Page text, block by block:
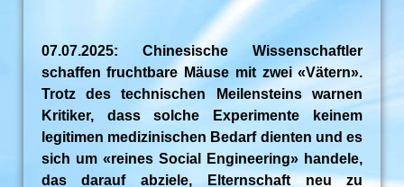
07.07.2025: Chinesische Wissenschaftler
schaffen fruchtbare Mäuse mit zwei «Vätern».
Trotz des technischen Meilensteins warnen
Kritiker, dass solche Experimente keinem
legitimen medizinischen Bedarf dienten und es
sich um «reines Social Engineering» handele,
das darauf abziele, Elternschaft neu zu